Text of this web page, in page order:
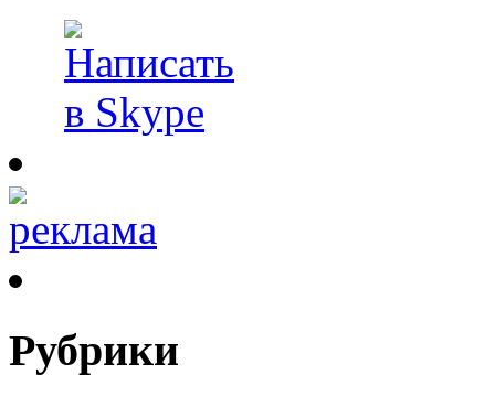
Рубрики